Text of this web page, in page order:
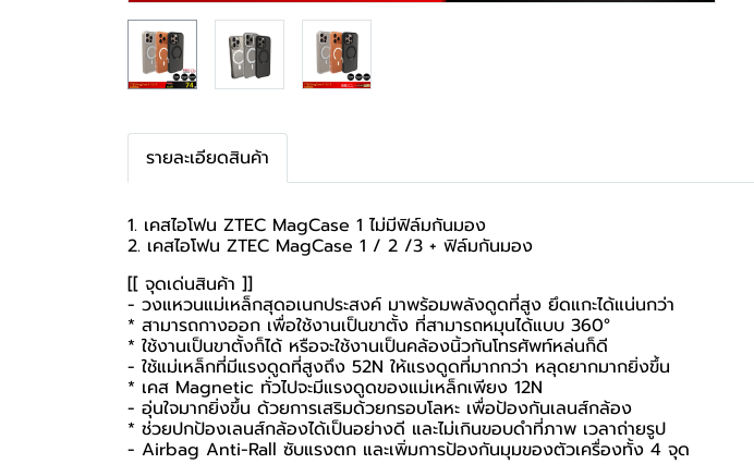
รายละเอียดสินค้า
1. เคสไอโฟน ZTEC MagCase 1 ไม่มีฟิล์มกันมอง
2. เคสไอโฟน ZTEC MagCase 1 / 2 /3 + ฟิล์มกันมอง
[[ จุดเด่นสินค้า ]]
- วงแหวนแม่เหล็กสุดอเนกประสงค์ มาพร้อมพลังดูดที่สูง ยึดแกะได้แน่นกว่า
* สามารถกางออก เพื่อใช้งานเป็นขาตั้ง ที่สามารถหมุนได้แบบ 360°
* ใช้งานเป็นขาตั้งก็ได้ หรือจะใช้งานเป็นคล้องนิ้วกันโทรศัพท์หล่นก็ดี
- ใช้แม่เหล็กที่มีแรงดูดที่สูงถึง 52N ให้แรงดูดที่มากกว่า หลุดยากมากยิ่งขึ้น
* เคส Magnetic ทั่วไปจะมีแรงดูดของแม่เหล็กเพียง 12N
- อุ่นใจมากยิ่งขึ้น ด้วยการเสริมด้วยกรอบโลหะ เพื่อป้องกันเลนส์กล้อง
* ช่วยปกป้องเลนส์กล้องได้เป็นอย่างดี และไม่เกินขอบดำที่ภาพ เวลาถ่ายรูป
- Airbag Anti-Rall ซับแรงตก และเพิ่มการป้องกันมุมของตัวเครื่องทั้ง 4 จุด